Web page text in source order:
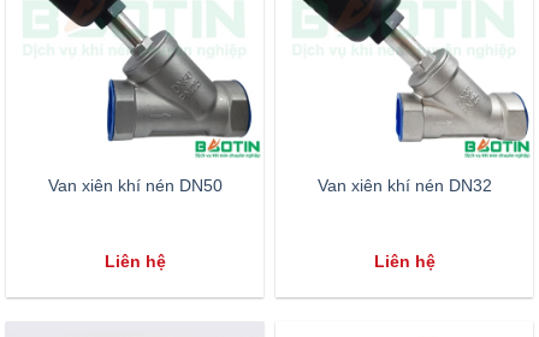
Van xiên khí nén DN50
Liên hệ
Van xiên khí nén DN32
Liên hệ